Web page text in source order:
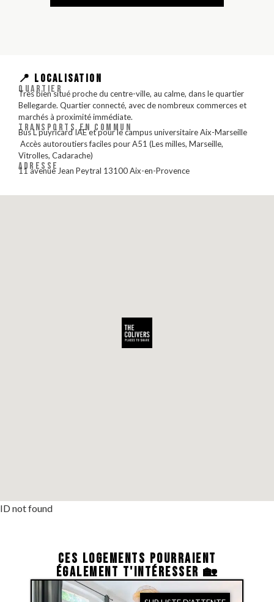
📍 LOCALISATION
QUARTIER
Très bien situé proche du centre-ville, au calme, dans le quartier
Bellegarde. Quartier connecté, avec de nombreux commerces et
marchés à proximité immédiate.
TRANSPORTS EN COMMUN
Bus L puyricard IAE et pour le campus universitaire Aix-Marseille
️ Accès autoroutiers faciles pour A51 (Les milles, Marseille,
Vitrolles, Cadarache)
ADRESSE
11 avenue Jean Peytral 13100 Aix-en-Provence
ID not found
CES LOGEMENTS POURRAIENT
ÉGALEMENT T'INTÉRESSER 🏡